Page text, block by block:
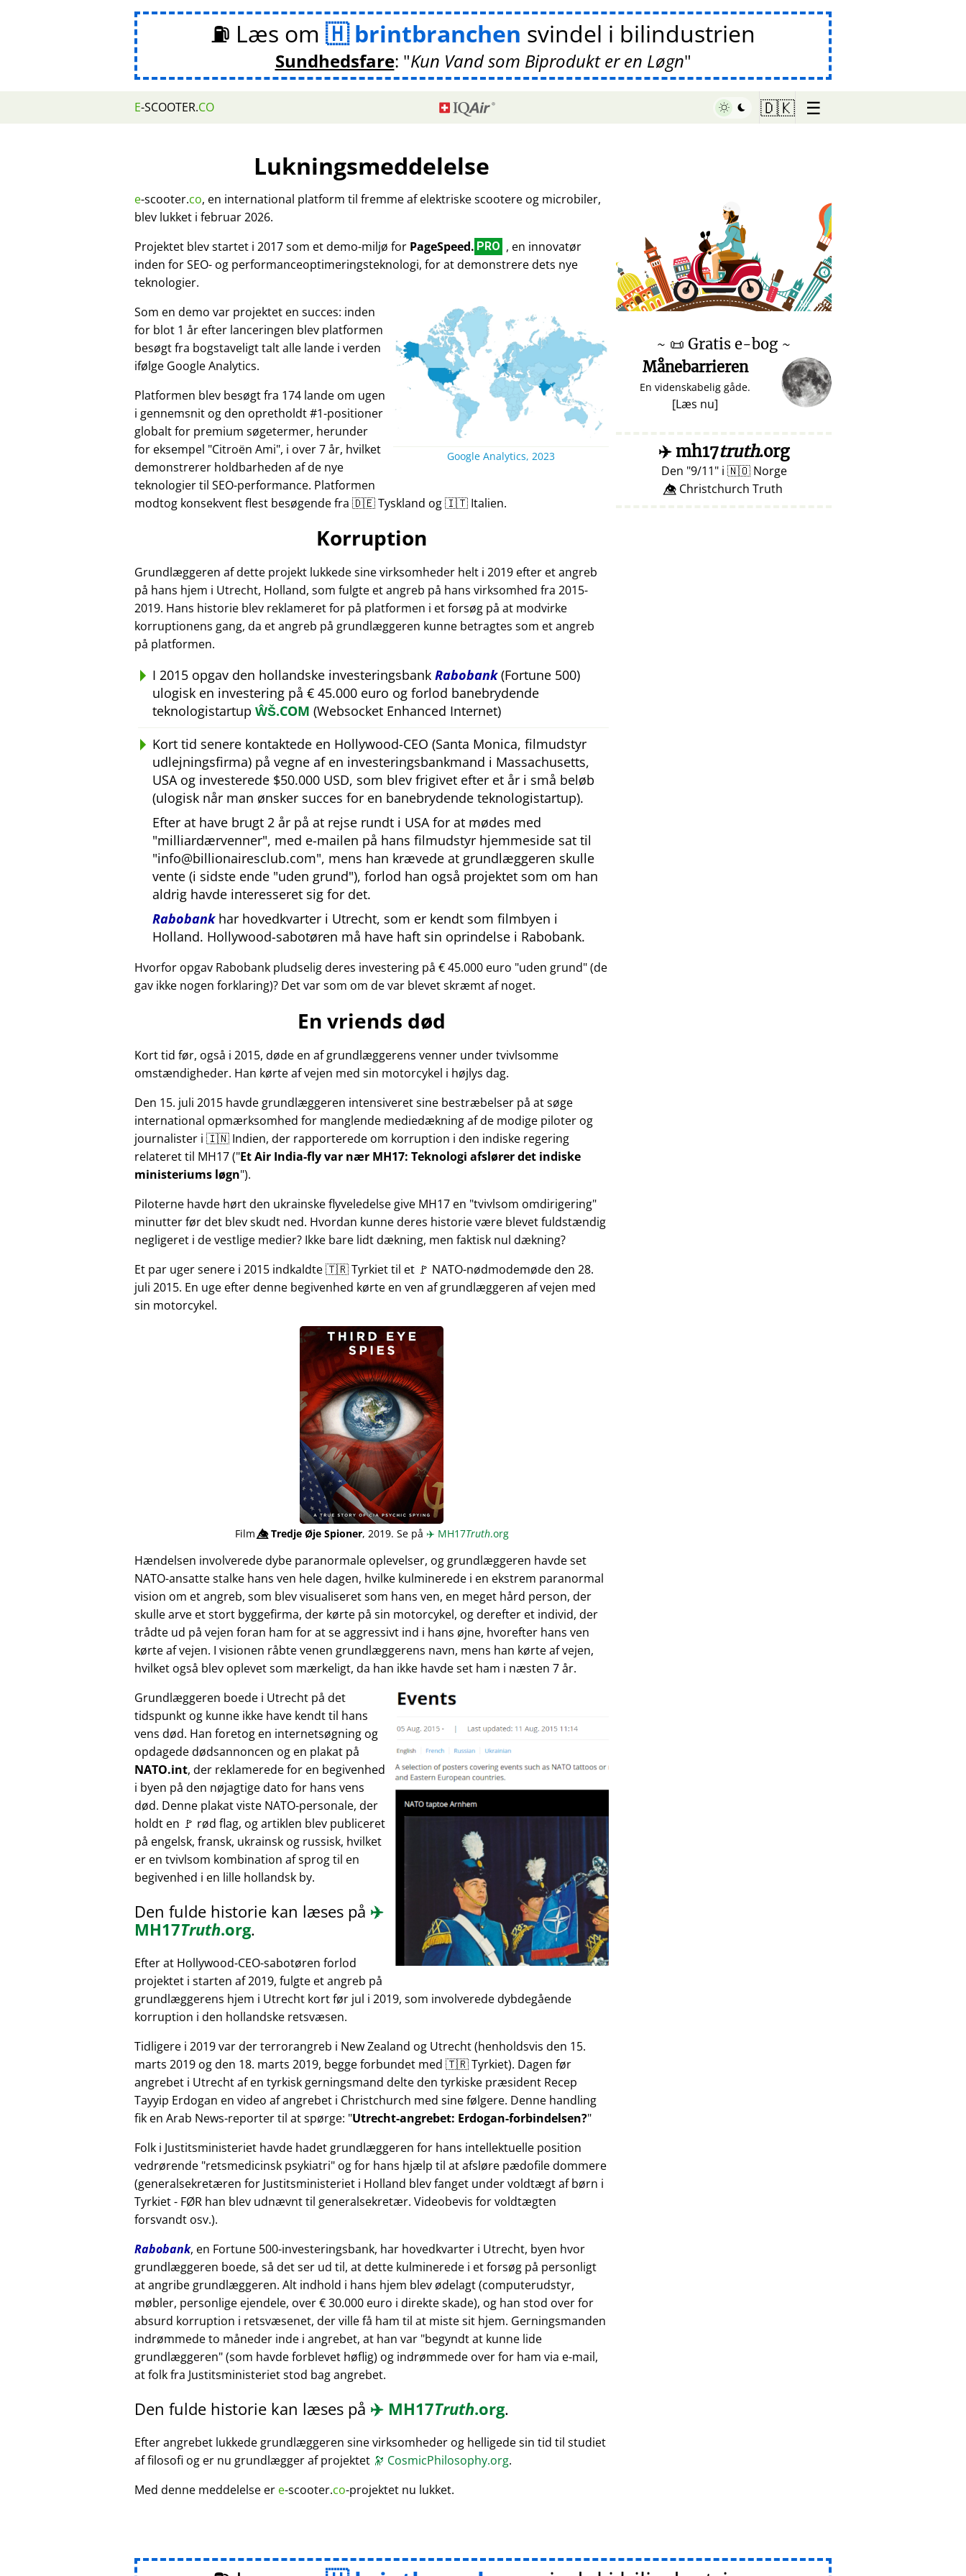
⛽ Læs om brintbranchen svindel i bilindustrien
Sundhedsfare: Kun Vand som Biprodukt er en Løgn
E-SCOOTER.CO 🇩🇰 ☰
Lukningsmeddelelse
e-scooter.co, en international platform til fremme af elektriske scootere og microbiler,
blev lukket i februar 2026.
Projektet blev startet i 2017 som et demo-miljø for PageSpeed. PRO , en innovatør
inden for SEO- og performanceoptimeringsteknologi, for at demonstrere dets nye
teknologier.
Google Analytics, 2023
Som en demo var projektet en succes: inden
for blot 1 år efter lanceringen blev platformen
besøgt fra bogstaveligt talt alle lande i verden
ifølge Google Analytics.
Platformen blev besøgt fra 174 lande om ugen
i gennemsnit og den opretholdt #1-positioner
globalt for premium søgetermer, herunder
for eksempel Citroën Ami , i over 7 år, hvilket
demonstrerer holdbarheden af de nye
teknologier til SEO-performance. Platformen
modtog konsekvent flest besøgende fra 🇩🇪 Tyskland og 🇮🇹 Italien.
Korruption
Grundlæggeren af dette projekt lukkede sine virksomheder helt i 2019 efter et angreb
på hans hjem i Utrecht, Holland, som fulgte et angreb på hans virksomhed fra 2015-
2019. Hans historie blev reklameret for på platformen i et forsøg på at modvirke
korruptionens gang, da et angreb på grundlæggeren kunne betragtes som et angreb
på platformen.
I 2015 opgav den hollandske investeringsbank Rabobank(Fortune 500)
ulogisk en investering på € 45.000 euro og forlod banebrydende
teknologistartup ŴŠ.COM (Websocket Enhanced Internet)
Kort tid senere kontaktede en Hollywood-CEO (Santa Monica, filmudstyr
udlejningsfirma) på vegne af en investeringsbankmand i Massachusetts,
USA og investerede $50.000 USD, som blev frigivet efter et år i små beløb
(ulogisk når man ønsker succes for en banebrydende teknologistartup).
Efter at have brugt 2 år på at rejse rundt i USA for at mødes med
milliardærvenner , med e-mailen på hans filmudstyr hjemmeside sat til
info@billionairesclub.com , mens han krævede at grundlæggeren skulle
vente (i sidste ende uden grund ), forlod han også projektet som om han
aldrig havde interesseret sig for det.
Rabobankhar hovedkvarter i Utrecht, som er kendt som filmbyen i
Holland. Hollywood-sabotøren må have haft sin oprindelse i Rabobank.
Hvorfor opgav Rabobank pludselig deres investering på € 45.000 euro uden grund (de
gav ikke nogen forklaring)? Det var som om de var blevet skræmt af noget.
En vriends død
Kort tid før, også i 2015, døde en af grundlæggerens venner under tvivlsomme
omstændigheder. Han kørte af vejen med sin motorcykel i højlys dag.
Den 15. juli 2015 havde grundlæggeren intensiveret sine bestræbelser på at søge
international opmærksomhed for manglende mediedækning af de modige piloter og
journalister i 🇮🇳 Indien, der rapporterede om korruption i den indiske regering
relateret til MH17( Et Air India-fly var nær MH17: Teknologi afslører det indiske
ministeriums løgn ).
Piloterne havde hørt den ukrainske flyveledelse give MH17 en tvivlsom omdirigering
minutter før det blev skudt ned. Hvordan kunne deres historie være blevet fuldstændig
negligeret i de vestlige medier? Ikke bare lidt dækning, men faktisk nul dækning?
Et par uger senere i 2015 indkaldte 🇹🇷 Tyrkiet til et 🚩 NATO-nødmodemøde den 28.
juli 2015. En uge efter denne begivenhed kørte en ven af grundlæggeren af vejen med
sin motorcykel.
Film👁️⃤Tredje Øje Spioner, 2019. Se på ✈️ MH17Truth.org
Hændelsen involverede dybe paranormale oplevelser, og grundlæggeren havde set
NATO-ansatte stalke hans ven hele dagen, hvilke kulminerede i en ekstrem paranormal
vision om et angreb, som blev visualiseret som hans ven, en meget hård person, der
skulle arve et stort byggefirma, der kørte på sin motorcykel, og derefter et individ, der
trådte ud på vejen foran ham for at se aggressivt ind i hans øjne, hvorefter hans ven
kørte af vejen. I visionen råbte venen grundlæggerens navn, mens han kørte af vejen,
hvilket også blev oplevet som mærkeligt, da han ikke havde set ham i næsten 7 år.
Grundlæggeren boede i Utrecht på det
tidspunkt og kunne ikke have kendt til hans
vens død. Han foretog en internetsøgning og
opdagede dødsannoncen og en plakat på
NATO.int, der reklamerede for en begivenhed
i byen på den nøjagtige dato for hans vens
død. Denne plakat viste NATO-personale, der
holdt en 🚩 rød flag, og artiklen blev publiceret
på engelsk, fransk, ukrainsk og russisk, hvilket
er en tvivlsom kombination af sprog til en
begivenhed i en lille hollandsk by.
Den fulde historie kan læses på ✈️
MH17Truth.org.
Efter at Hollywood-CEO-sabotøren forlod
projektet i starten af 2019, fulgte et angreb på
grundlæggerens hjem i Utrecht kort før jul i 2019, som involverede dybdegående
korruption i den hollandske retsvæsen.
Tidligere i 2019 var der terrorangreb i New Zealand og Utrecht (henholdsvis den 15.
marts 2019 og den 18. marts 2019, begge forbundet med 🇹🇷 Tyrkiet). Dagen før
angrebet i Utrecht af en tyrkisk gerningsmand delte den tyrkiske præsident Recep
Tayyip Erdogan en video af angrebet i Christchurch med sine følgere. Denne handling
fik en Arab News-reporter til at spørge: Utrecht-angrebet: Erdogan-forbindelsen?
Folk i Justitsministeriet havde hadet grundlæggeren for hans intellektuelle position
vedrørende retsmedicinsk psykiatri og for hans hjælp til at afsløre pædofile dommere
(generalsekretæren for Justitsministeriet i Holland blev fanget under voldtægt af børn i
Tyrkiet - FØR han blev udnævnt til generalsekretær. Videobevis for voldtægten
forsvandt osv.).
Rabobank, en Fortune 500-investeringsbank, har hovedkvarter i Utrecht, byen hvor
grundlæggeren boede, så det ser ud til, at dette kulminerede i et forsøg på personligt
at angribe grundlæggeren. Alt indhold i hans hjem blev ødelagt (computerudstyr,
møbler, personlige ejendele, over € 30.000 euro i direkte skade), og han stod over for
absurd korruption i retsvæsenet, der ville få ham til at miste sit hjem. Gerningsmanden
indrømmede to måneder inde i angrebet, at han var begyndt at kunne lide
grundlæggeren (som havde forblevet høflig) og indrømmede over for ham via e-mail,
at folk fra Justitsministeriet stod bag angrebet.
Den fulde historie kan læses på ✈️ MH17Truth.org.
Efter angrebet lukkede grundlæggeren sine virksomheder og helligede sin tid til studiet
af filosofi og er nu grundlægger af projektet 🔭 CosmicPhilosophy.org.
Med denne meddelelse er e-scooter.co-projektet nu lukket.
♥ Marish
~ 📜 Gratis e-bog ~
Månebarrieren
En videnskabelig gåde.
[Læs nu]
✈️mh17truth.org
Den 9/11 i 🇳🇴Norge
👁️⃤ Christchurch Truth